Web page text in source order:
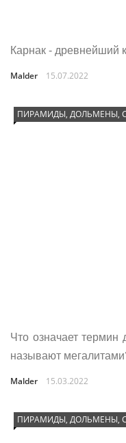
Карнак - древнейший
Malder 15.07.2022
ПИРАМИДЫ, ДОЛЬМЕНЫ,
Что означает
называют
Malder 15.03.2022
ПИРАМИДЫ, ДОЛЬМЕНЫ,